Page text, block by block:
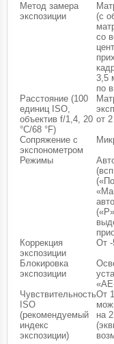
Метод замера
экспозиции
(с
со
3,5
по
Расстояние (100
единиц ISO,
объектив f/1,4, 20
°C/68 °F)
от
Сопряжение с
экспонометром
Режимы
Коррекция
экспозиции
От -
Блокировка
экспозиции
Чувствительность
ISO
(рекомендуемый
индекс
экспозиции)
От
на